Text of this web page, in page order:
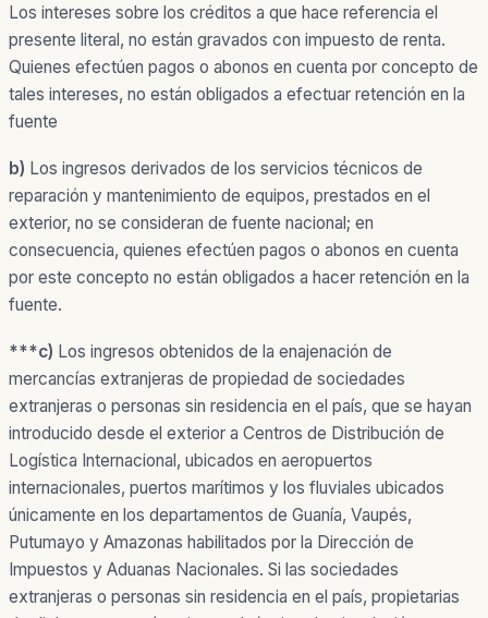
Los intereses sobre los créditos a que hace referencia el
presente literal, no están gravados con impuesto de renta.
Quienes efectúen pagos o abonos en cuenta por concepto de
tales intereses, no están obligados a efectuar retención en la
fuente
b) Los ingresos derivados de los servicios técnicos de
reparación y mantenimiento de equipos, prestados en el
exterior, no se consideran de fuente nacional; en
consecuencia, quienes efectúen pagos o abonos en cuenta
por este concepto no están obligados a hacer retención en la
fuente.
***c) Los ingresos obtenidos de la enajenación de
mercancías extranjeras de propiedad de sociedades
extranjeras o personas sin residencia en el país, que se hayan
introducido desde el exterior a Centros de Distribución de
Logística Internacional, ubicados en aeropuertos
internacionales, puertos marítimos y los fluviales ubicados
únicamente en los departamentos de Guanía, Vaupés,
Putumayo y Amazonas habilitados por la Dirección de
Impuestos y Aduanas Nacionales. Si las sociedades
extranjeras o personas sin residencia en el país, propietarias